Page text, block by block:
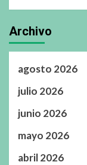
Archivo
agosto 2026
julio 2026
junio 2026
mayo 2026
abril 2026